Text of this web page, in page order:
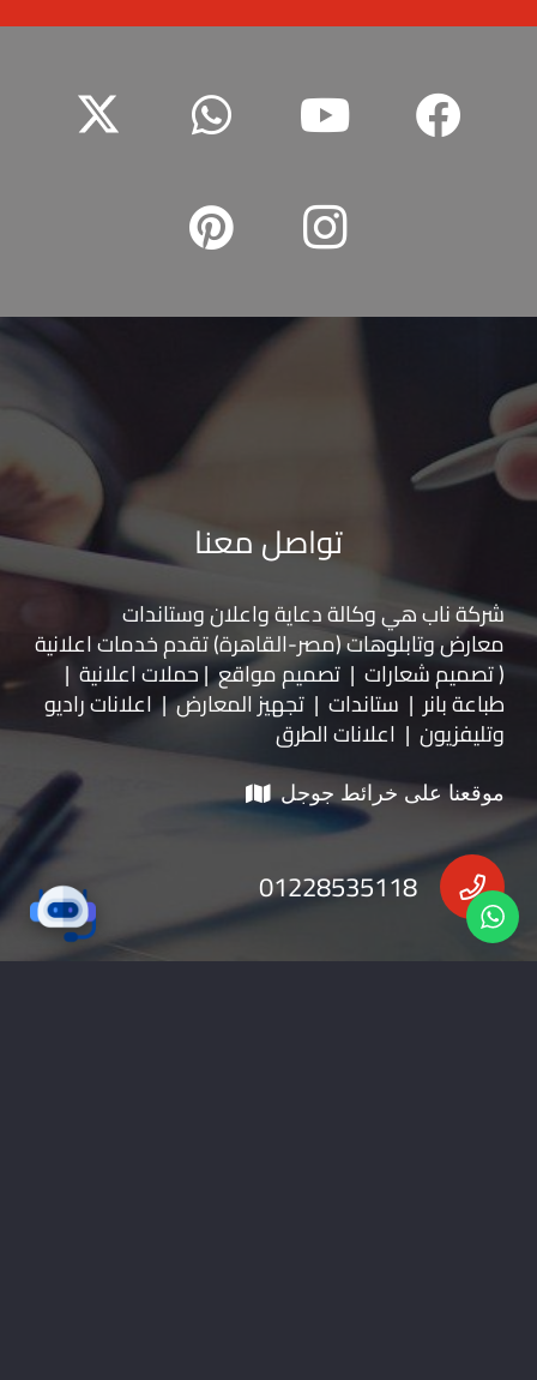
تواصل معنا
شركة ناب هي وكالة دعاية واعلان وستاندات
معارضوتابلوهات(مصر-القاهرة) تقدم خدمات اعلانية
( تصميم شعارات | تصميم مواقع | حملات اعلانية |
طباعة بانر | ستاندات | تجهيز المعارض | اعلانات راديو
وتليفزيون | اعلانات الطرق
موقعنا على خرائط جوجل
01228535118